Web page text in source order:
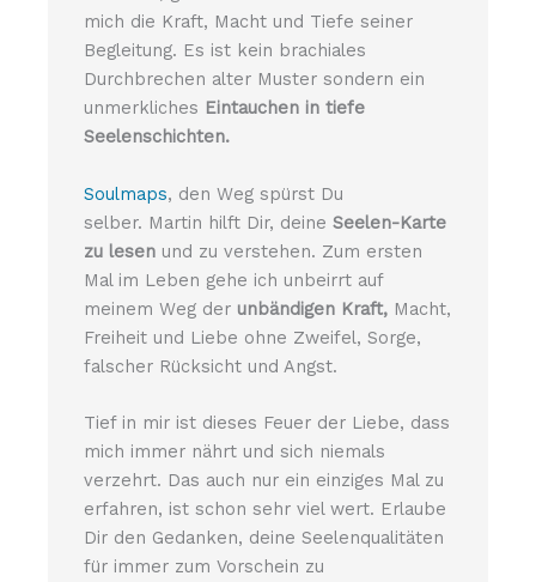
mich die Kraft, Macht und Tiefe seiner
Begleitung. Es ist kein brachiales
Durchbrechen alter Muster sondern ein
unmerkliches Eintauchen in tiefe
Seelenschichten.
Soulmaps, den Weg spürst Du
selber. Martin hilft Dir, deine Seelen-Karte
zu lesen und zu verstehen. Zum ersten
Mal im Leben gehe ich unbeirrt auf
meinem Weg der unbändigen Kraft, Macht,
Freiheit und Liebe ohne Zweifel, Sorge,
falscher Rücksicht und Angst.
Tief in mir ist dieses Feuer der Liebe, dass
mich immer nährt und sich niemals
verzehrt. Das auch nur ein einziges Mal zu
erfahren, ist schon sehr viel wert. Erlaube
Dir den Gedanken, deine Seelenqualitäten
für immer zum Vorschein zu